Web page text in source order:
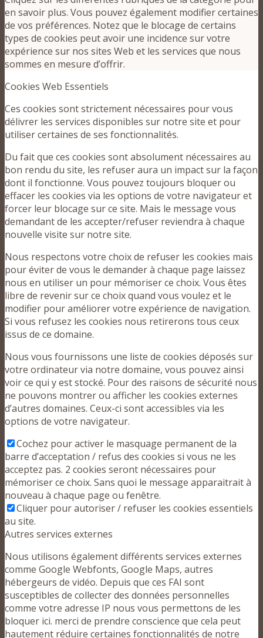
en savoir plus. Vous pouvez également modifier certaines
de vos préférences. Notez que le blocage de certains
types de cookies peut avoir une incidence sur votre
expérience sur nos sites Web et les services que nous
sommes en mesure d’offrir.
Cookies Web Essentiels
Ces cookies sont strictement nécessaires pour vous
délivrer les services disponibles sur notre site et pour
utiliser certaines de ses fonctionnalités.
Du fait que ces cookies sont absolument nécessaires au
bon rendu du site, les refuser aura un impact sur la façon
dont il fonctionne. Vous pouvez toujours bloquer ou
effacer les cookies via les options de votre navigateur et
forcer leur blocage sur ce site. Mais le message vous
demandant de les accepter/refuser reviendra à chaque
nouvelle visite sur notre site.
Nous respectons votre choix de refuser les cookies mais
pour éviter de vous le demander à chaque page laissez
nous en utiliser un pour mémoriser ce choix. Vous êtes
libre de revenir sur ce choix quand vous voulez et le
modifier pour améliorer votre expérience de navigation.
Si vous refusez les cookies nous retirerons tous ceux
issus de ce domaine.
Nous vous fournissons une liste de cookies déposés sur
votre ordinateur via notre domaine, vous pouvez ainsi
voir ce qui y est stocké. Pour des raisons de sécurité nous
ne pouvons montrer ou afficher les cookies externes
d’autres domaines. Ceux-ci sont accessibles via les
options de votre navigateur.
Cochez pour activer le masquage permanent de la
barre d’acceptation / refus des cookies si vous ne les
acceptez pas. 2 cookies seront nécessaires pour
mémoriser ce choix. Sans quoi le message apparaitrait à
nouveau à chaque page ou fenêtre.
Cliquer pour autoriser / refuser les cookies essentiels
au site.
Autres services externes
Nous utilisons également différents services externes
comme Google Webfonts, Google Maps, autres
hébergeurs de vidéo. Depuis que ces FAI sont
susceptibles de collecter des données personnelles
comme votre adresse IP nous vous permettons de les
bloquer ici. merci de prendre conscience que cela peut
hautement réduire certaines fonctionnalités de notre